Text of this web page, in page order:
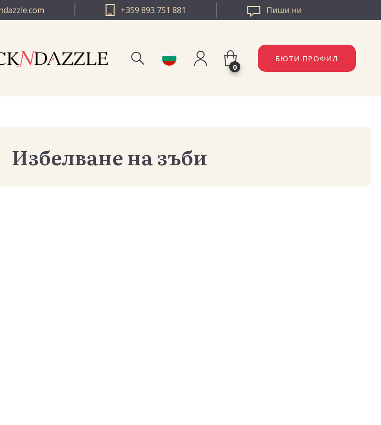
+359 893 751 881 Пиши ни
0
БЮТИ ПРОФИЛ
Избелване на зъби